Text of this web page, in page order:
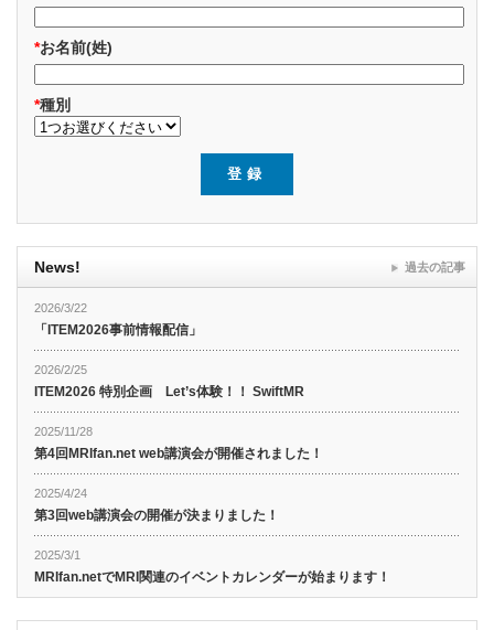
*お名前(姓)
*種別
News!
2026/3/22
「ITEM2026事前情報配信」
2026/2/25
ITEM2026 特別企画 Let’s体験！！ SwiftMR
2025/11/28
第4回MRIfan.net web講演会が開催されました！
2025/4/24
第3回web講演会の開催が決まりました！
2025/3/1
MRIfan.netでMRI関連のイベントカレンダーが始まります！
過去の記事